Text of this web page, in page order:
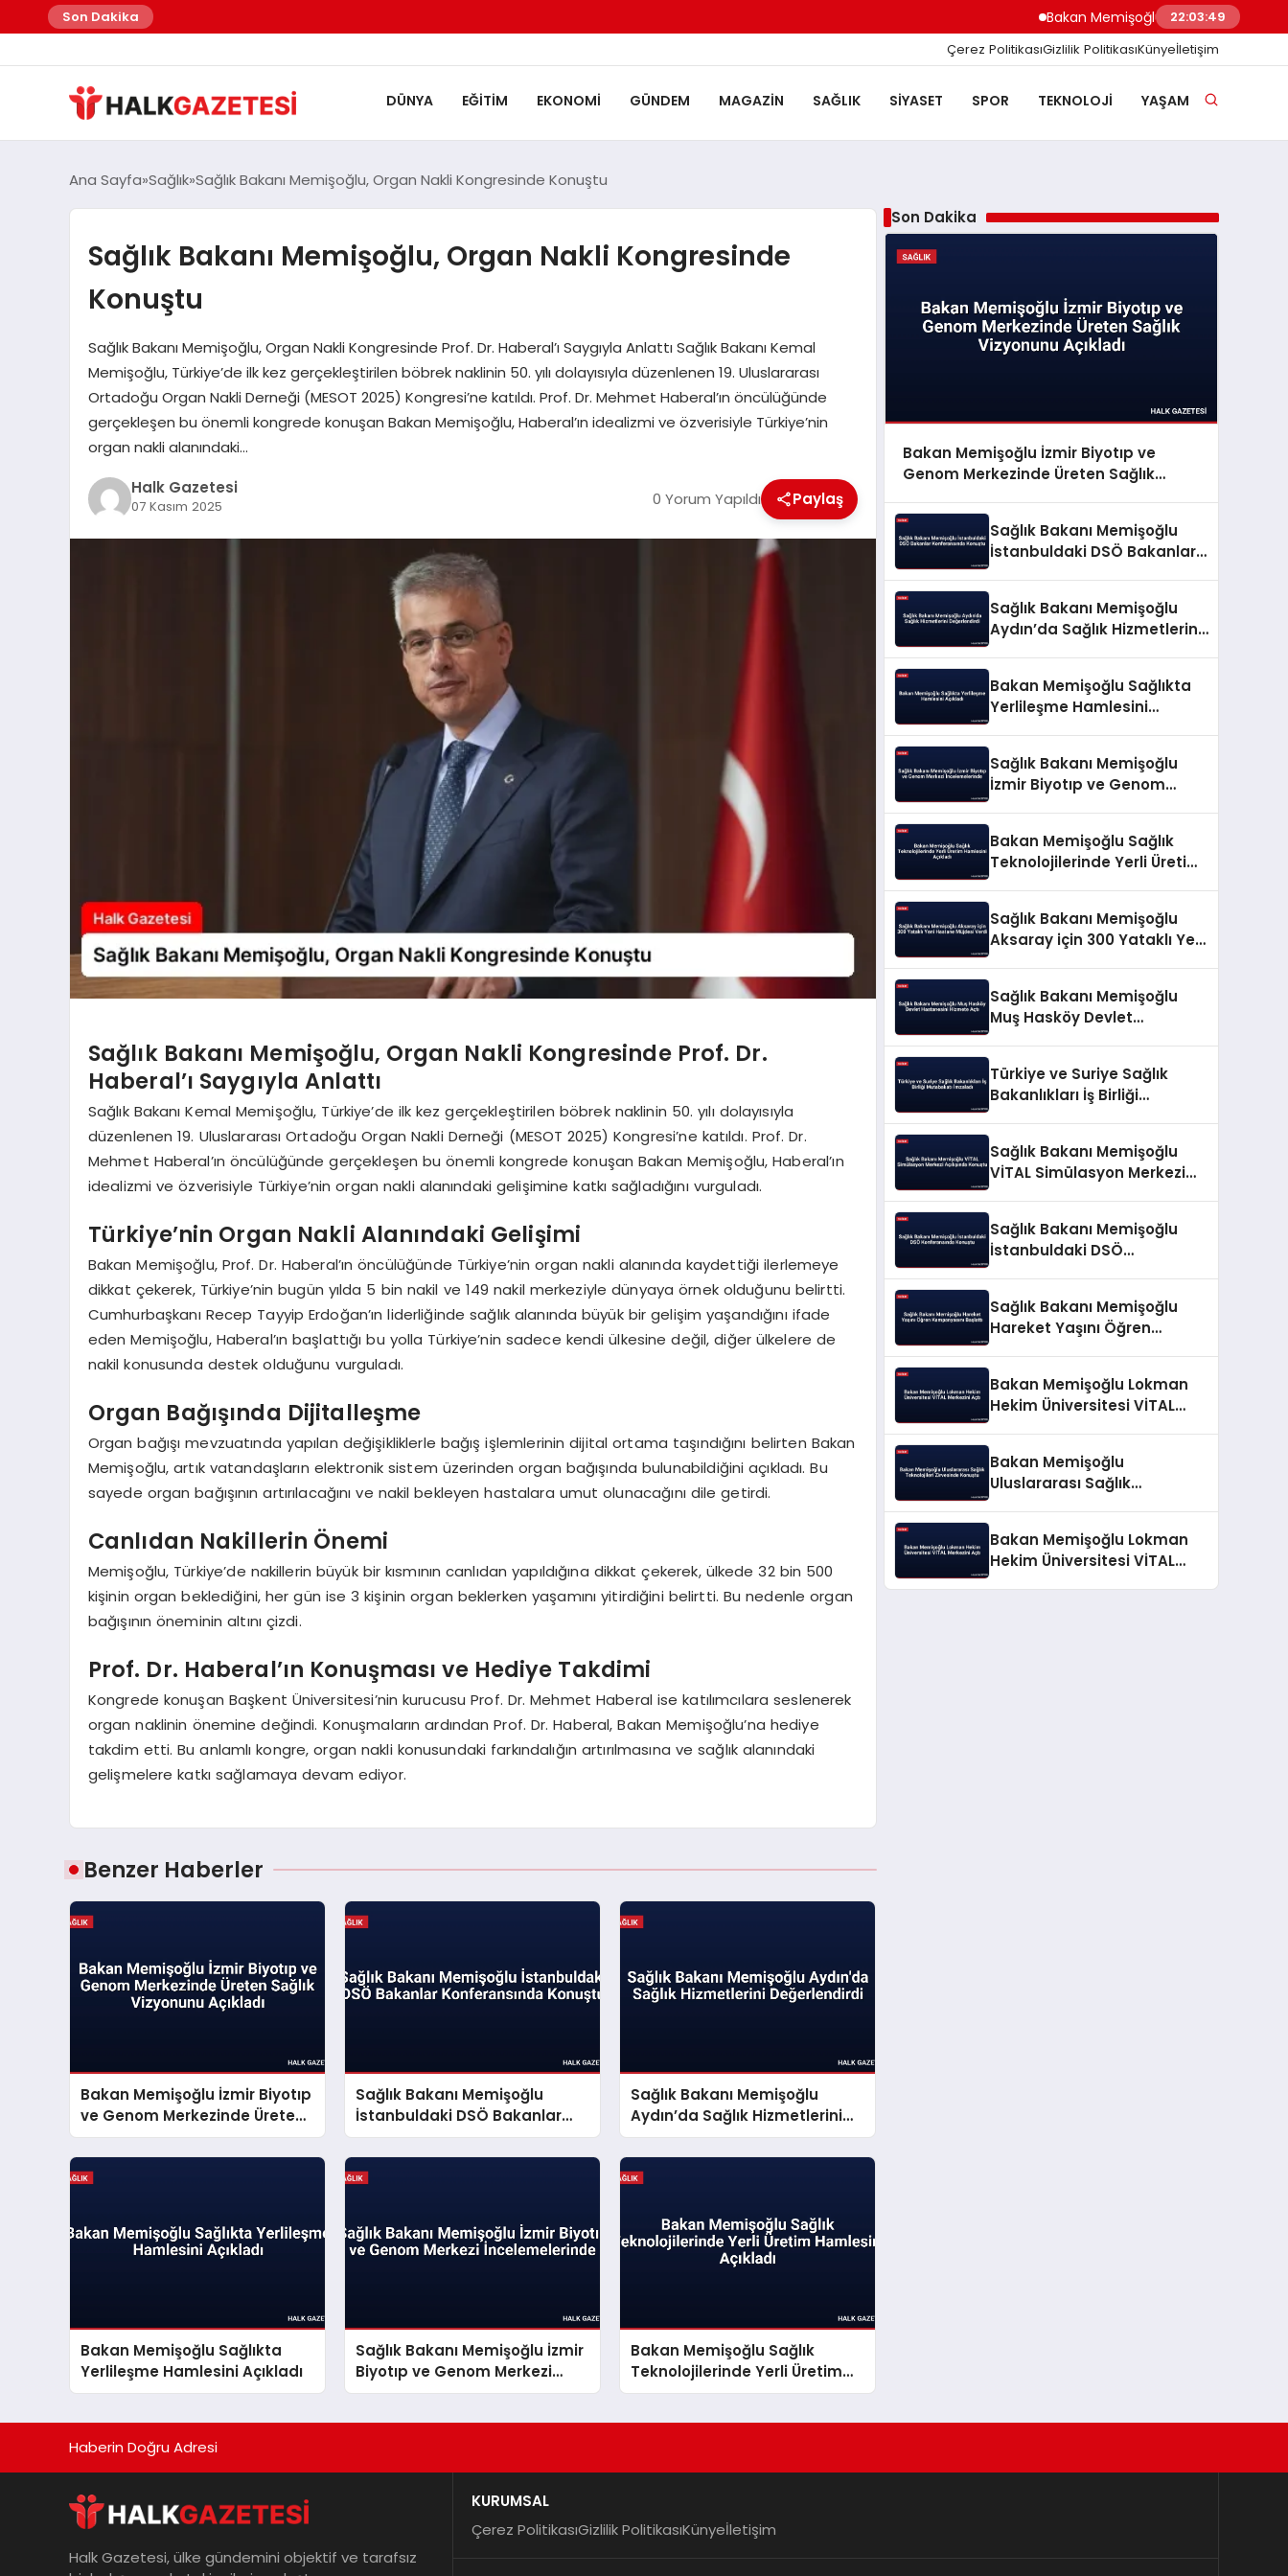
Son Dakika Bakan Memişoğlu İzmir Biyotıp ve
22:03:50
Çerez PolitikasıGizlilik PolitikasıKünyeİletişim
DÜNYA EĞITIM EKONOMI GÜNDEM MAGAZIN SAĞLIK SIYASET SPOR TEKNOLOJI YAŞAM
Ana Sayfa Sağlık Sağlık Bakanı Memişoğlu, Organ Nakli Kongresinde Konuştu
Sağlık Bakanı Memişoğlu, Organ Nakli Kongresinde
Konuştu
Sağlık Bakanı Memişoğlu, Organ Nakli Kongresinde Prof. Dr. Haberal’ı Saygıyla Anlattı Sağlık Bakanı Kemal
Memişoğlu, Türkiye’de ilk kez gerçekleştirilen böbrek naklinin 50. yılı dolayısıyla düzenlenen 19. Uluslararası
Ortadoğu Organ Nakli Derneği (MESOT 2025) Kongresi’ne katıldı. Prof. Dr. Mehmet Haberal’ın öncülüğünde
gerçekleşen bu önemli kongrede konuşan Bakan Memişoğlu, Haberal’ın idealizmi ve özverisiyle Türkiye’nin
organ nakli alanındaki…
Halk Gazetesi
07 Kasım 2025 0 Yorum Yapıldı Paylaş
Sağlık Bakanı Memişoğlu, Organ Nakli Kongresinde Prof. Dr.
Haberal’ı Saygıyla Anlattı
Sağlık Bakanı Kemal Memişoğlu, Türkiye’de ilk kez gerçekleştirilen böbrek naklinin 50. yılı dolayısıyla
düzenlenen 19. Uluslararası Ortadoğu Organ Nakli Derneği (MESOT 2025) Kongresi’ne katıldı. Prof. Dr.
Mehmet Haberal’ın öncülüğünde gerçekleşen bu önemli kongrede konuşan Bakan Memişoğlu, Haberal’ın
idealizmi ve özverisiyle Türkiye’nin organ nakli alanındaki gelişimine katkı sağladığını vurguladı.
Türkiye’nin Organ Nakli Alanındaki Gelişimi
Bakan Memişoğlu, Prof. Dr. Haberal’ın öncülüğünde Türkiye’nin organ nakli alanında kaydettiği ilerlemeye
dikkat çekerek, Türkiye’nin bugün yılda 5 bin nakil ve 149 nakil merkeziyle dünyaya örnek olduğunu belirtti.
Cumhurbaşkanı Recep Tayyip Erdoğan’ın liderliğinde sağlık alanında büyük bir gelişim yaşandığını ifade
eden Memişoğlu, Haberal’ın başlattığı bu yolla Türkiye’nin sadece kendi ülkesine değil, diğer ülkelere de
nakil konusunda destek olduğunu vurguladı.
Organ Bağışında Dijitalleşme
Organ bağışı mevzuatında yapılan değişikliklerle bağış işlemlerinin dijital ortama taşındığını belirten Bakan
Memişoğlu, artık vatandaşların elektronik sistem üzerinden organ bağışında bulunabildiğini açıkladı. Bu
sayede organ bağışının artırılacağını ve nakil bekleyen hastalara umut olunacağını dile getirdi.
Canlıdan Nakillerin Önemi
Memişoğlu, Türkiye’de nakillerin büyük bir kısmının canlıdan yapıldığına dikkat çekerek, ülkede 32 bin 500
kişinin organ beklediğini, her gün ise 3 kişinin organ beklerken yaşamını yitirdiğini belirtti. Bu nedenle organ
bağışının öneminin altını çizdi.
Prof. Dr. Haberal’ın Konuşması ve Hediye Takdimi
Kongrede konuşan Başkent Üniversitesi’nin kurucusu Prof. Dr. Mehmet Haberal ise katılımcılara seslenerek
organ naklinin önemine değindi. Konuşmaların ardından Prof. Dr. Haberal, Bakan Memişoğlu’na hediye
takdim etti. Bu anlamlı kongre, organ nakli konusundaki farkındalığın artırılmasına ve sağlık alanındaki
gelişmelere katkı sağlamaya devam ediyor.
Benzer Haberler
Bakan Memişoğlu İzmir Biyotıp
ve Genom Merkezinde Üreten
Sağlık Vizyonunu Açıkladı
Sağlık Bakanı Memişoğlu
İstanbuldaki DSÖ Bakanlar
Konferansında Konuştu
Sağlık Bakanı Memişoğlu
Aydın’da Sağlık Hizmetlerini
Değerlendirdi
Bakan Memişoğlu Sağlıkta
Yerlileşme Hamlesini Açıkladı
Sağlık Bakanı Memişoğlu İzmir
Biyotıp ve Genom Merkezi
İncelemelerinde
Bakan Memişoğlu Sağlık
Teknolojilerinde Yerli Üretim
Hamlesini Açıkladı
Son Dakika
Bakan Memişoğlu İzmir Biyotıp ve
Genom Merkezinde Üreten Sağlık
Sağlık Bakanı Memişoğlu
İstanbuldaki DSÖ Bakanlar
Sağlık Bakanı Memişoğlu
Aydın’da Sağlık Hizmetlerini
Bakan Memişoğlu Sağlıkta
Yerlileşme Hamlesini
Sağlık Bakanı Memişoğlu
İzmir Biyotıp ve Genom
Bakan Memişoğlu Sağlık
Teknolojilerinde Yerli Üretim
Sağlık Bakanı Memişoğlu
Aksaray için 300 Yataklı Yeni
Sağlık Bakanı Memişoğlu
Muş Hasköy Devlet
Türkiye ve Suriye Sağlık
Bakanlıkları İş Birliği
Sağlık Bakanı Memişoğlu
VİTAL Simülasyon Merkezi
Sağlık Bakanı Memişoğlu
İstanbuldaki DSÖ
Sağlık Bakanı Memişoğlu
Hareket Yaşını Öğren
Bakan Memişoğlu Lokman
Hekim Üniversitesi VİTAL
Bakan Memişoğlu
Uluslararası Sağlık
Bakan Memişoğlu Lokman
Hekim Üniversitesi VİTAL
Haberin Doğru Adresi
Halk Gazetesi, ülke gündemini objektif ve tarafsız
KURUMSAL
Çerez PolitikasıGizlilik PolitikasıKünyeİletişim